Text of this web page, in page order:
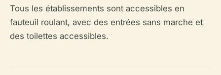
Tous les établissements sont accessibles en
fauteuil roulant, avec des entrées sans marche et
des toilettes accessibles.